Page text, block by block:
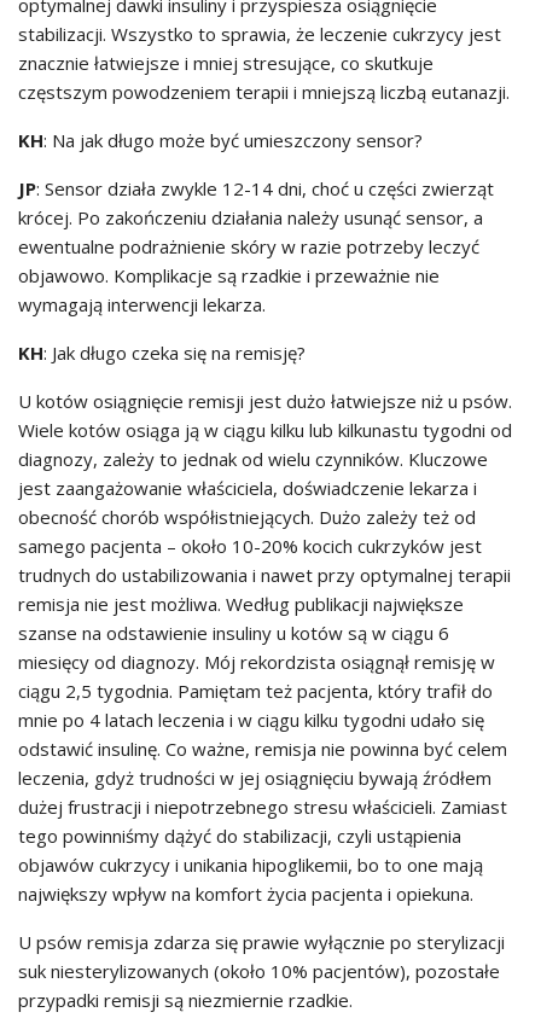
optymalnej dawki insuliny i przyspiesza osiągnięcie
stabilizacji. Wszystko to sprawia, że leczenie cukrzycy jest
znacznie łatwiejsze i mniej stresujące, co skutkuje
częstszym powodzeniem terapii i mniejszą liczbą eutanazji.
KH: Na jak długo może być umieszczony sensor?
JP: Sensor działa zwykle 12-14 dni, choć u części zwierząt
krócej. Po zakończeniu działania należy usunąć sensor, a
ewentualne podrażnienie skóry w razie potrzeby leczyć
objawowo. Komplikacje są rzadkie i przeważnie nie
wymagają interwencji lekarza.
KH: Jak długo czeka się na remisję?
U kotów osiągnięcie remisji jest dużo łatwiejsze niż u psów.
Wiele kotów osiąga ją w ciągu kilku lub kilkunastu tygodni od
diagnozy, zależy to jednak od wielu czynników. Kluczowe
jest zaangażowanie właściciela, doświadczenie lekarza i
obecność chorób współistniejących. Dużo zależy też od
samego pacjenta – około 10-20% kocich cukrzyków jest
trudnych do ustabilizowania i nawet przy optymalnej terapii
remisja nie jest możliwa. Według publikacji największe
szanse na odstawienie insuliny u kotów są w ciągu 6
miesięcy od diagnozy. Mój rekordzista osiągnął remisję w
ciągu 2,5 tygodnia. Pamiętam też pacjenta, który trafił do
mnie po 4 latach leczenia i w ciągu kilku tygodni udało się
odstawić insulinę. Co ważne, remisja nie powinna być celem
leczenia, gdyż trudności w jej osiągnięciu bywają źródłem
dużej frustracji i niepotrzebnego stresu właścicieli. Zamiast
tego powinniśmy dążyć do stabilizacji, czyli ustąpienia
objawów cukrzycy i unikania hipoglikemii, bo to one mają
największy wpływ na komfort życia pacjenta i opiekuna.
U psów remisja zdarza się prawie wyłącznie po sterylizacji
suk niesterylizowanych (około 10% pacjentów), pozostałe
przypadki remisji są niezmiernie rzadkie.